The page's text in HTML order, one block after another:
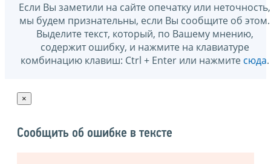
Если Вы заметили на сайте опечатку или неточность,
мы будем признательны, если Вы сообщите об этом.
Выделите текст, который, по Вашему мнению,
содержит ошибку, и нажмите на клавиатуре
комбинацию клавиш: Ctrl + Enter или нажмите сюда.
×
Сообщить об ошибке в тексте